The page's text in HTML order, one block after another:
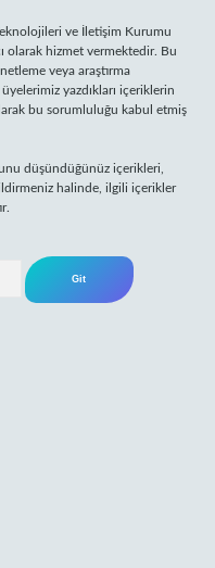
ve İletişim Kurumu
olarak hizmet vermektedir. Bu
veya araştırma
yazdıkları içeriklerin
bu sorumluluğu kabul etmiş
düşündüğünüz içerikleri,
halinde, ilgili içerikler